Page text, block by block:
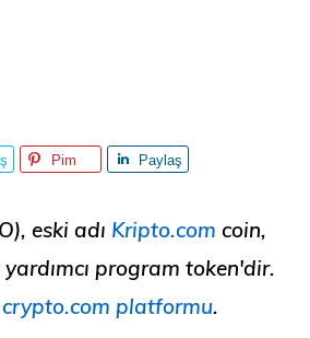
Pim Paylaş
eski adı Kripto.com coin,
program token'dir.
crypto.com platformu.